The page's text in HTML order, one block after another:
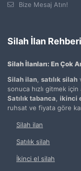
Bize Mesaj Atın!
Silah İlan
Silah İlanları: En Çok
Silah ilan, satılık silah
sonuca hızlı gitmek
Satılık tabanca, ikinci
ruhsat ve fiyata göre
Silah ilan
Satılık silah
İkinci el silah